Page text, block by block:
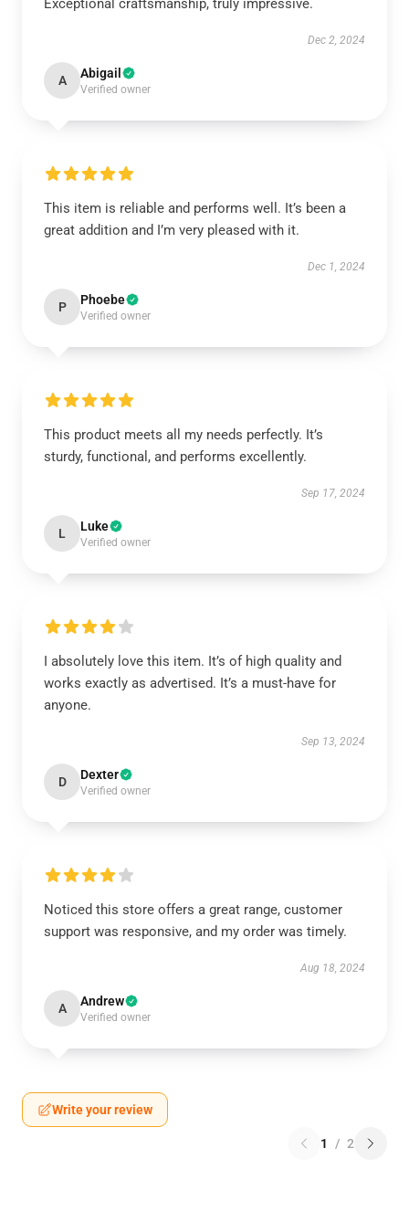
Exceptional craftsmanship, truly impressive.
Dec 2, 2024
A Abigail
Verified owner
This item is reliable and performs well. It’s been a
great addition and I’m very pleased with it.
Dec 1, 2024
P Phoebe
Verified owner
This product meets all my needs perfectly. It’s
sturdy, functional, and performs excellently.
Sep 17, 2024
L Luke
Verified owner
I absolutely love this item. It’s of high quality and
works exactly as advertised. It’s a must-have for
anyone.
Sep 13, 2024
D Dexter
Verified owner
Noticed this store offers a great range, customer
support was responsive, and my order was timely.
Aug 18, 2024
A Andrew
Verified owner
Write your review
1 / 2